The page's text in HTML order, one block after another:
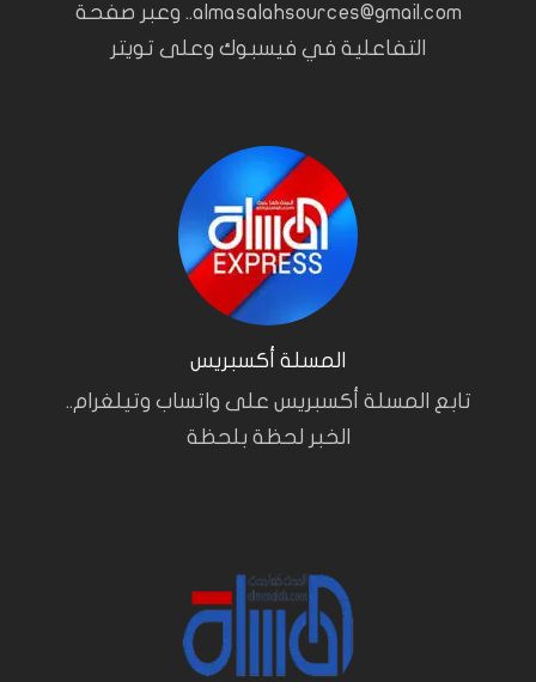
almasalahsources@gmail.com.. وعبر صفحة
التفاعلية في فيسبوك وعلى تويتر
المسلة أكسبريس
تابع المسلة أكسبريس على واتساب وتيلغرام..
الخبر لحظة بلحظة